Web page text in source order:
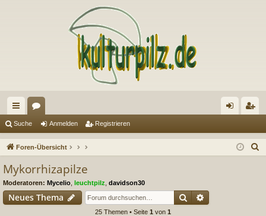
ch
ne
ug
riff
en m ist
Suche Anmelden Registrieren
Foren-Übersicht
Mykorrhizapilze
Moderatoren: Mycelio leuchtpilz davidson30
Neues Thema Suche
25 Themen • Seite 1 von 1